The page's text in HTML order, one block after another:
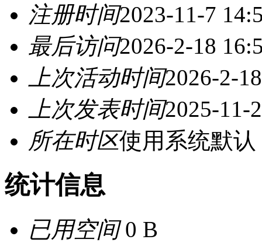
注册时间2023-11-7
最后访问2026-2-18
上次活动时间2026-2-
上次发表时间2025-11-
所在时区使用系统默认
统计信息
已用空间0 B